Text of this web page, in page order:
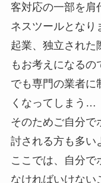
客対応の一部を肩
ネスツールとなり
起業、独立された
もお考えになるの
でも専門の業者に
くなってしまう…
そのためご自分で
討される方も多い
ここでは、自分で
なければいけない